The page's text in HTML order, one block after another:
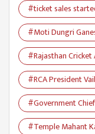
#ticket sales
#Moti Dungri
#Rajasthan
#RCA President
#Government
#Temple Mahant